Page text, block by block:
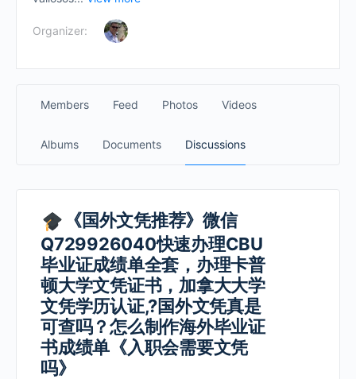
Organizer:
Members Feed Photos Videos
Albums Documents Discussions
《国外文凭推荐》微信
Q729926040快速办理CBU
毕业证成绩单全套，办理卡普
顿大学文凭证书，加拿大大学
文凭学历认证,?国外文凭真是
可查吗？怎么制作海外毕业证
书成绩单《入职会需要文凭
吗》